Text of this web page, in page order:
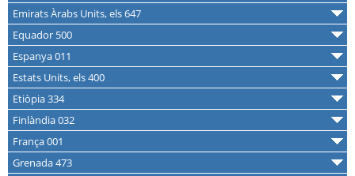
Emirats Àrabs Units, els 647
Equador 500
Espanya 011
Estats Units, els 400
Etiòpia 334
Finlàndia 032
França 001
Grenada 473